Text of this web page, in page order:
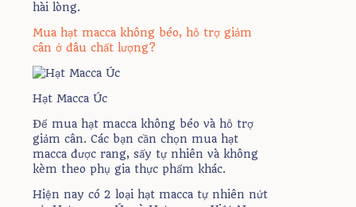
hài lòng.
Mua hạt macca không béo, hỗ trợ giảm
cân ở đâu chất lượng?
Hạt Macca Úc
Để mua hạt macca không béo và hỗ trợ
giảm cân. Các bạn cần chọn mua hạt
macca được rang, sấy tự nhiên và không
kèm theo phụ gia thực phẩm khác.
Hiện nay có 2 loại hạt macca tự nhiên nứt